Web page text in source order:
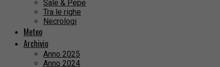
Sale & Pepe
Tra le righe
Necrologi
Meteo
Archivio
Anno 2025
Anno 2024